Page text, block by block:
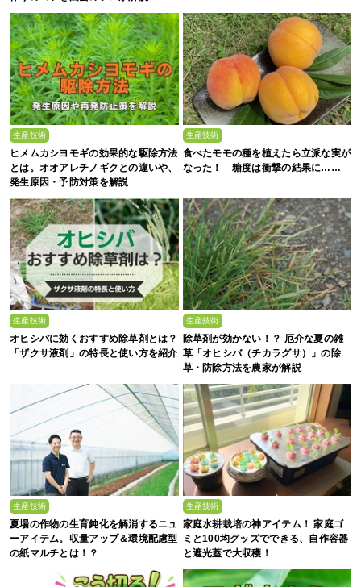
生産技術
ヒメムカシヨモギの効果的な駆除方法
とは。オオアレチノギクとの違いや、
発生原因・予防対策を解説
生産技術
食べたモモの種を植えたら立派な実が
なった！ 糖度は衝撃の結果に……
生産技術
オヒシバに効くおすすめ除草剤とは？
「ザクサ液剤」の特長と使い方を紹介
生産技術
除草剤が効かない！？ 厄介な夏の雑
草「オヒシバ（チカラグサ）」の除
草・防除方法を農家が解説
生産技術
夏場の作物の生育鈍化を解消するニュ
ーアイテム。収量アップ＆環境配慮型
の紙マルチとは！？
生産技術
家庭水耕栽培の神アイテム！ 家庭ゴ
ミと100均グッズでできる、自作容器
と遮光蓋で大収穫！